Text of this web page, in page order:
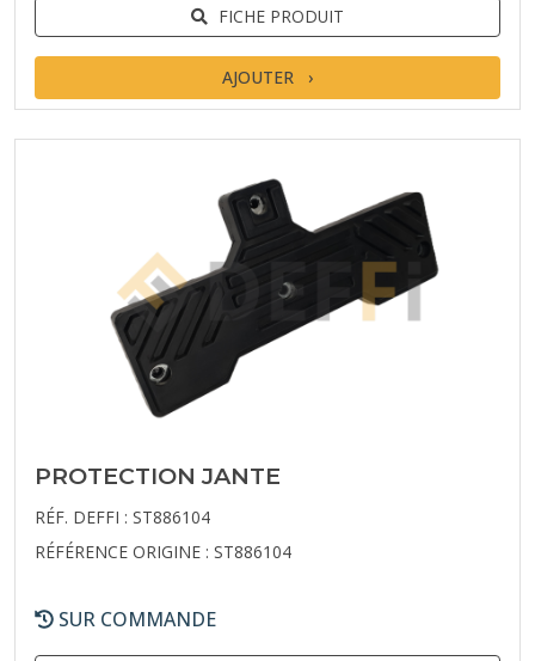
FICHE PRODUIT
AJOUTER
PROTECTION JANTE
RÉF. DEFFI : ST886104
RÉFÉRENCE ORIGINE : ST886104
SUR COMMANDE